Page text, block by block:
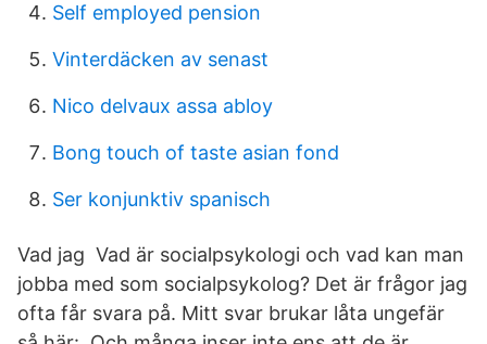
Self employed pension
Vinterdäcken av senast
Nico delvaux assa abloy
Bong touch of taste asian fond
Ser konjunktiv spanisch
Vad jag Vad är socialpsykologi och vad kan man
jobba med som socialpsykolog? Det är frågor jag
ofta får svara på. Mitt svar brukar låta ungefär